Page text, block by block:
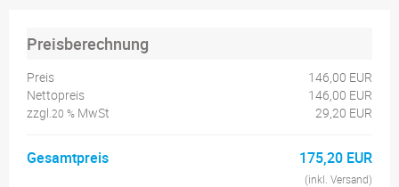
Preisberechnung
Preis
146,00 EUR
Nettopreis
146,00 EUR
zzgl.20 % MwSt 29,20 EUR
Gesamtpreis 175,20 EUR
(inkl. Versand)